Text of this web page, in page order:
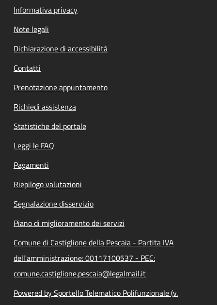
Informativa privacy
Note legali
Dichiarazione di accessibilità
Contatti
Prenotazione appuntamento
Richiedi assistenza
Statistiche del portale
Leggi le FAQ
Pagamenti
Riepilogo valutazioni
Segnalazione disservizio
Piano di miglioramento dei servizi
Comune di Castiglione della Pescaia - Partita IVA
dell'amministrazione: 00117100537 - PEC:
comune.castiglione.pescaia@legalmail.it
Powered by Sportello Telematico Polifunzionale (v.